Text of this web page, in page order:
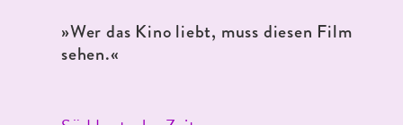
»Wer das Kino liebt, muss diesen Film
sehen.«